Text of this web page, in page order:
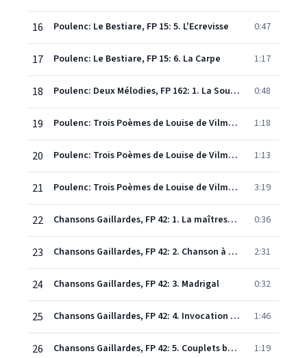
16 Poulenc: Le Bestiare, FP 15: 5. L'Ecrevisse 0:47
17 Poulenc: Le Bestiare, FP 15: 6. La Carpe 1:17
18 Poulenc: Deux Mélodies, FP 162: 1. La Souris 0:48
19 Poulenc: Trois Poèmes de Louise de Vilmorin, FP 91: 1. Le Garçon de Liège 1:18
20 Poulenc: Trois Poèmes de Louise de Vilmorin, FP 91: 2. Au-delà 1:13
21 Poulenc: Trois Poèmes de Louise de Vilmorin, FP 91: 3. Aux officiers de la garde blanche 3:19
22 Chansons Gaillardes, FP 42: 1. La maîtresse volage 0:36
23 Chansons Gaillardes, FP 42: 2. Chanson à boire 2:31
24 Chansons Gaillardes, FP 42: 3. Madrigal 0:32
25 Chansons Gaillardes, FP 42: 4. Invocation aux parques 1:46
26 Chansons Gaillardes, FP 42: 5. Couplets bachiques 1:19